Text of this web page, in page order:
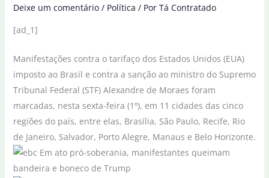
Deixe um comentário / Política / Por Tá Contratado
[ad_1]
Manifestações contra o tarifaço dos Estados Unidos (EUA)
imposto ao Brasil e contra a sanção ao ministro do Supremo
Tribunal Federal (STF) Alexandre de Moraes foram
marcadas, nesta sexta-feira (1º), em 11 cidades das cinco
regiões do país, entre elas, Brasília, São Paulo, Recife, Rio
de Janeiro, Salvador, Porto Alegre, Manaus e Belo Horizonte.